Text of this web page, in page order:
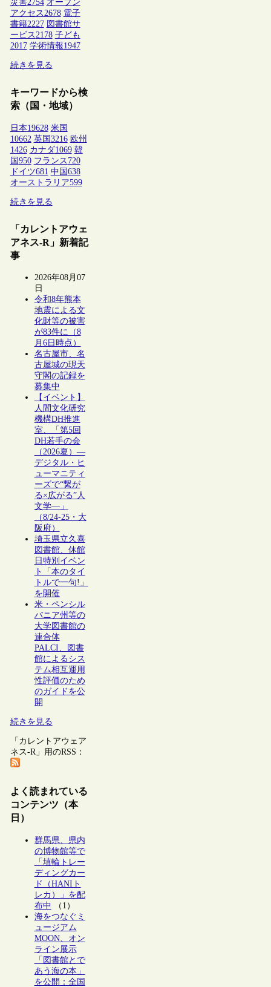
災害2754 オープン
アクセス2678 電子
書籍2227 図書館サ
ービス2178 子ども
2017 学術情報1947
続きを見る
キーワードから検
索（国・地域）
日本19628 米国
10662 英国3216 欧州
1426 カナダ1069 韓
国950 フランス 720
ドイツ681 中国638
オーストラリア599
続きを見る
「カレントアウェ
アネス-R」新着記
事
2026年08月07
日
令和8年熊本
地震による文
化財等の被害
が83件に（8
月6日時点）
名古屋市、名
古屋城の現天
守閣の記録を
募集中
【イベント】
人間文化研究
機構DH推進
室、「第5回
DH若手の会
（2026夏）―
デジタル・ヒ
ューマニティ
ーズで“繋が
る×広がる”人
文学―」
（8/24-25・大
阪府）
埼玉県立久喜
図書館、休館
日特別イベン
ト「本のタイ
トルで一句!」
を開催
米・ペンシル
バニア州等の
大学図書館の
連合体
PALCI、図書
館によるシス
テム相互運用
性評価のため
のガイドを公
開
続きを見る
「カレントアウェア
ネス-R」用のRSS：
よく読まれている
コンテンツ（本
日）
群馬県、県内
の博物館等で
「埴輪トレー
ディングカー
ド（HANIト
レカ）」を配
布中 （1）
海をつなぐミ
ュージアム
MOON、オン
ライン展示
「図書館とで
あう海の本」
を公開：全国